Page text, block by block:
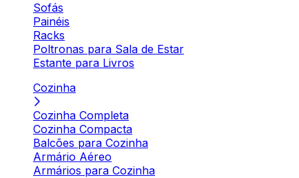
Sofás
Painéis
Racks
Poltronas para Sala de Estar
Estante para Livros
Cozinha
Cozinha Completa
Cozinha Compacta
Balcões para Cozinha
Armário Aéreo
Armários para Cozinha